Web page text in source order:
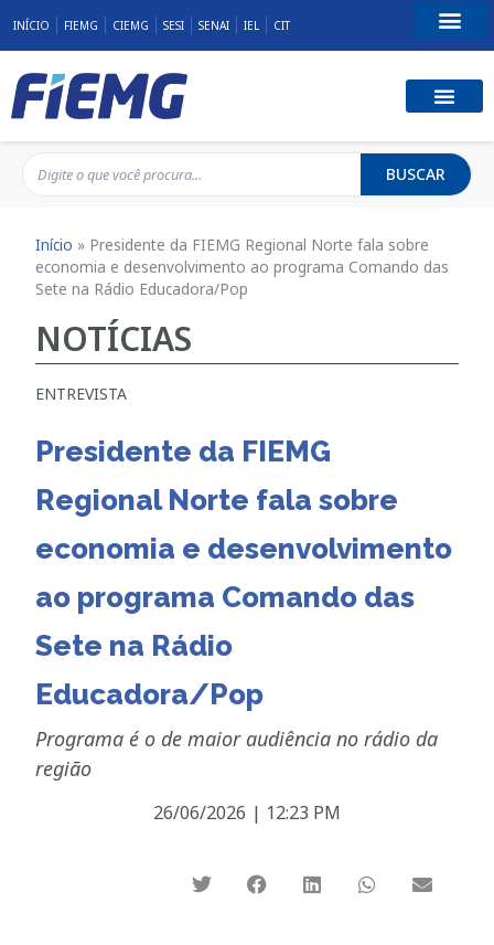
INÍCIO FIEMG CIEMG SESI SENAI IEL CIT
BUSCAR
Início » Presidente da FIEMG Regional Norte fala sobre
economia e desenvolvimento ao programa Comando das
Sete na Rádio Educadora/Pop
NOTÍCIAS
ENTREVISTA
Presidente da FIEMG
Regional Norte fala sobre
economia e desenvolvimento
ao programa Comando das
Sete na Rádio
Educadora/Pop
Programa é o de maior audiência no rádio da
região
26/06/2026 | 12:23 PM